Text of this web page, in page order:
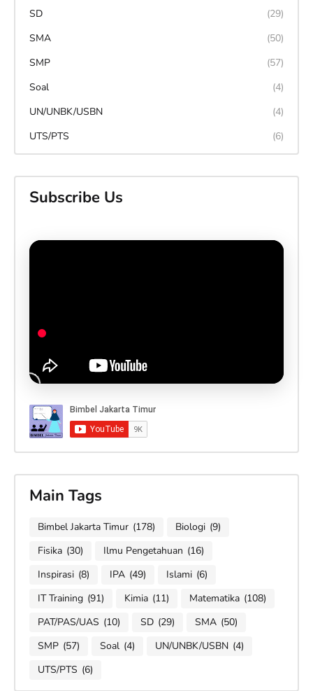
SD
(29)
SMA
(50)
SMP
(57)
Soal
(4)
UN/UNBK/USBN
(4)
UTS/PTS
(6)
Subscribe Us
Main Tags
Bimbel Jakarta Timur (178) Biologi (9)
Fisika (30) Ilmu Pengetahuan (16)
Inspirasi (8) IPA (49) Islami (6)
IT Training (91) Kimia (11) Matematika (108)
PAT/PAS/UAS (10) SD (29) SMA (50)
SMP (57) Soal (4) UN/UNBK/USBN (4)
UTS/PTS (6)